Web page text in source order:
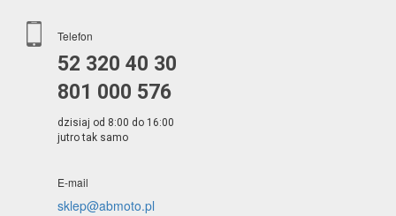
Telefon
52 320 40 30
801 000 576
dzisiaj od 8:00 do 16:00
jutro tak samo
E-mail
sklep@abmoto.pl